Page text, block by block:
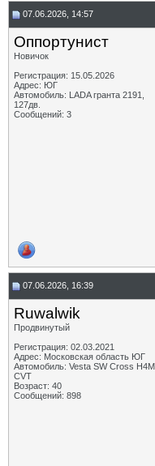
07.06.2026, 14:57
Оппортунист
Новичок
Регистрация: 15.05.2026
Адрес: ЮГ
Автомобиль: LADA гранта 2191,
127дв.
Сообщений: 3
07.06.2026, 16:39
Ruwalwik
Продвинутый
Регистрация: 02.03.2021
Адрес: Московская область ЮГ
Автомобиль: Vesta SW Cross H4M
CVT
Возраст: 40
Сообщений: 898